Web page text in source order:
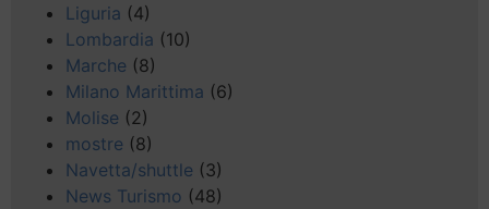
Liguria (4)
Lombardia (10)
Marche (8)
Milano Marittima (6)
Molise (2)
mostre (8)
Navetta/shuttle (3)
News Turismo (48)